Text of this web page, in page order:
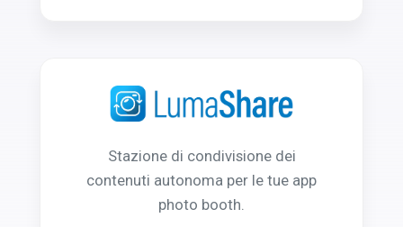
Stazione di condivisione dei
contenuti autonoma per le tue app
photo booth.